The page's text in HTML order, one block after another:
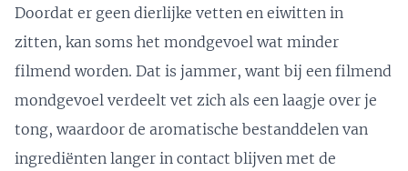
Doordat er geen dierlijke vetten en eiwitten in
zitten, kan soms het mondgevoel wat minder
filmend worden. Dat is jammer, want bij een filmend
mondgevoel verdeelt vet zich als een laagje over je
tong, waardoor de aromatische bestanddelen van
ingrediënten langer in contact blijven met de